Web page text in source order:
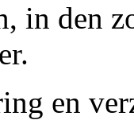
in den
en